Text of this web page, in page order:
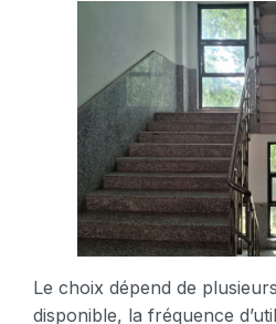
Le choix dépend de
disponible, la fréquence